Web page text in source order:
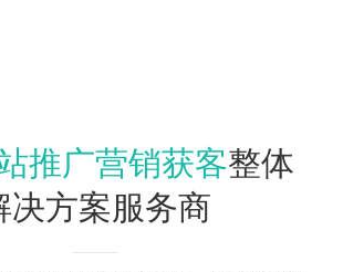
推广营销获客整体
决方案服务商